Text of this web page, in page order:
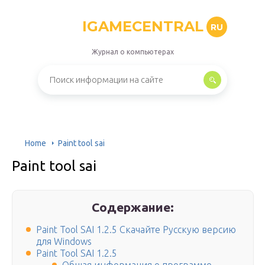
IGAMECENTRAL RU
Журнал о компьютерах
Home Paint tool sai
Paint tool sai
Содержание:
Paint Tool SAI 1.2.5 Скачайте Русскую версию
для Windows
Paint Tool SAI 1.2.5